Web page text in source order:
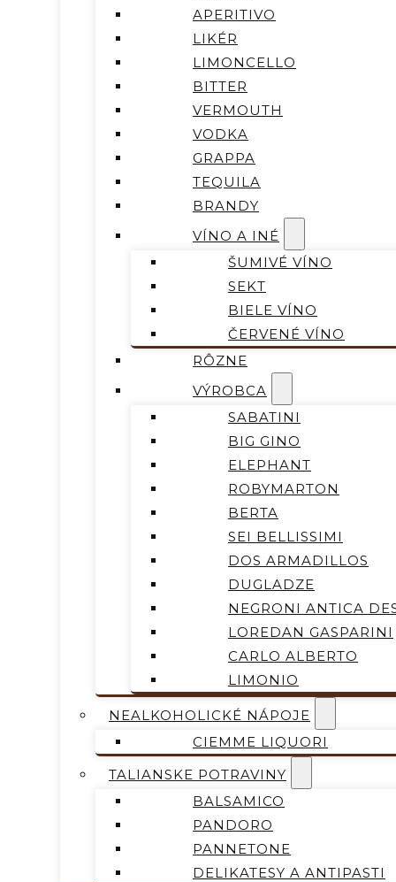
APERITIVO
LIKÉR
LIMONCELLO
BITTER
VERMOUTH
VODKA
GRAPPA
TEQUILA
BRANDY
VÍNO A INÉ
ŠUMIVÉ VÍNO
SEKT
BIELE VÍNO
ČERVENÉ VÍNO
RÔZNE
VÝROBCA
SABATINI
BIG GINO
ELEPHANT
ROBYMARTON
BERTA
SEI BELLISSIMI
DOS ARMADILLOS
DUGLADZE
NEGRONI ANTICA
LOREDAN GASPARINI
CARLO ALBERTO
LIMONIO
NEALKOHOLICKÉ NÁPOJE
CIEMME LIQUORI
TALIANSKE POTRAVINY
BALSAMICO
PANDORO
PANNETONE
DELIKATESY A ANTIPASTI